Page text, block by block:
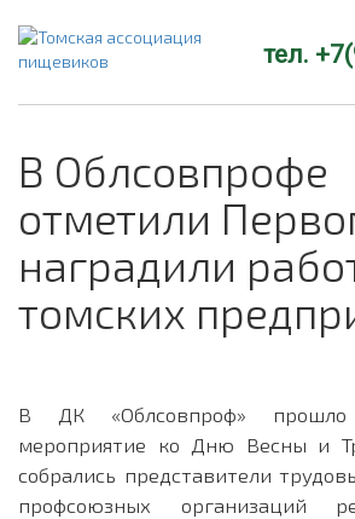
тел.
В Облсовпрофе
отметили
наградили
томских
В ДК «Облсовпроф» прошло
мероприятие ко Дню Весны и
собрались представители
профсоюзных организаций